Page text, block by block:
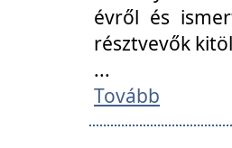
évről és
résztvevők
...
Tovább